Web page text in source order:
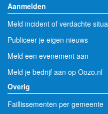
Aanmelden
Meld incident of verdachte
Publiceer je eigen nieuws
Meld een evenement aan
Meld je bedrijf aan op Oozo.nl
Overig
Faillissementen per gemeente